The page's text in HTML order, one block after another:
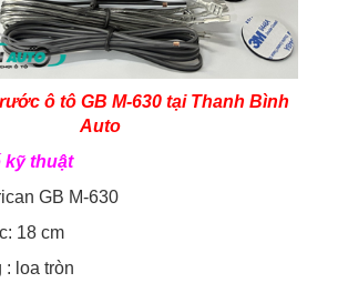
ô tô GB M-630 tại Thanh Bình
Auto
kỹ thuật
GB M-630
18 cm
loa tròn